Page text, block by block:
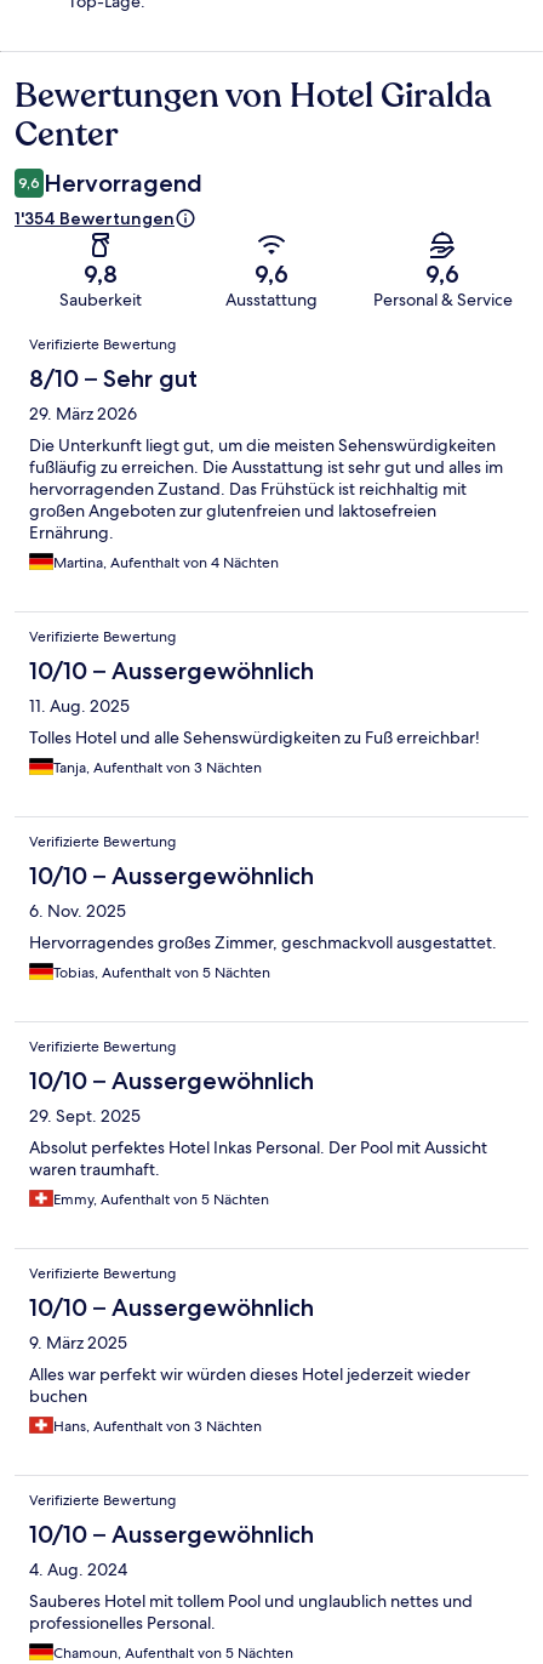
Bewertungen
Bewertungen von Hotel Giralda
Center
9,6 Hervorragend
1'354 Bewertungen
9,8
Sauberkeit
9,6
Ausstattung
9,6
Personal & Service
Bewertungen
Verifizierte Bewertung
8/10 – Sehr gut
29. März 2026
Die Unterkunft liegt gut, um die meisten Sehenswürdigkeiten
fußläufig zu erreichen. Die Ausstattung ist sehr gut und alles im
hervorragenden Zustand. Das Frühstück ist reichhaltig mit
großen Angeboten zur glutenfreien und laktosefreien
Ernährung.
Martina, Aufenthalt von 4 Nächten
Verifizierte Bewertung
10/10 – Aussergewöhnlich
11. Aug. 2025
Tolles Hotel und alle Sehenswürdigkeiten zu Fuß erreichbar!
Tanja, Aufenthalt von 3 Nächten
Verifizierte Bewertung
10/10 – Aussergewöhnlich
6. Nov. 2025
Hervorragendes großes Zimmer, geschmackvoll ausgestattet.
Tobias, Aufenthalt von 5 Nächten
Verifizierte Bewertung
10/10 – Aussergewöhnlich
29. Sept. 2025
Absolut perfektes Hotel Inkas Personal. Der Pool mit Aussicht
waren traumhaft.
Emmy, Aufenthalt von 5 Nächten
Verifizierte Bewertung
10/10 – Aussergewöhnlich
9. März 2025
Alles war perfekt wir würden dieses Hotel jederzeit wieder
buchen
Hans, Aufenthalt von 3 Nächten
Verifizierte Bewertung
10/10 – Aussergewöhnlich
4. Aug. 2024
Sauberes Hotel mit tollem Pool und unglaublich nettes und
professionelles Personal.
Chamoun, Aufenthalt von 5 Nächten